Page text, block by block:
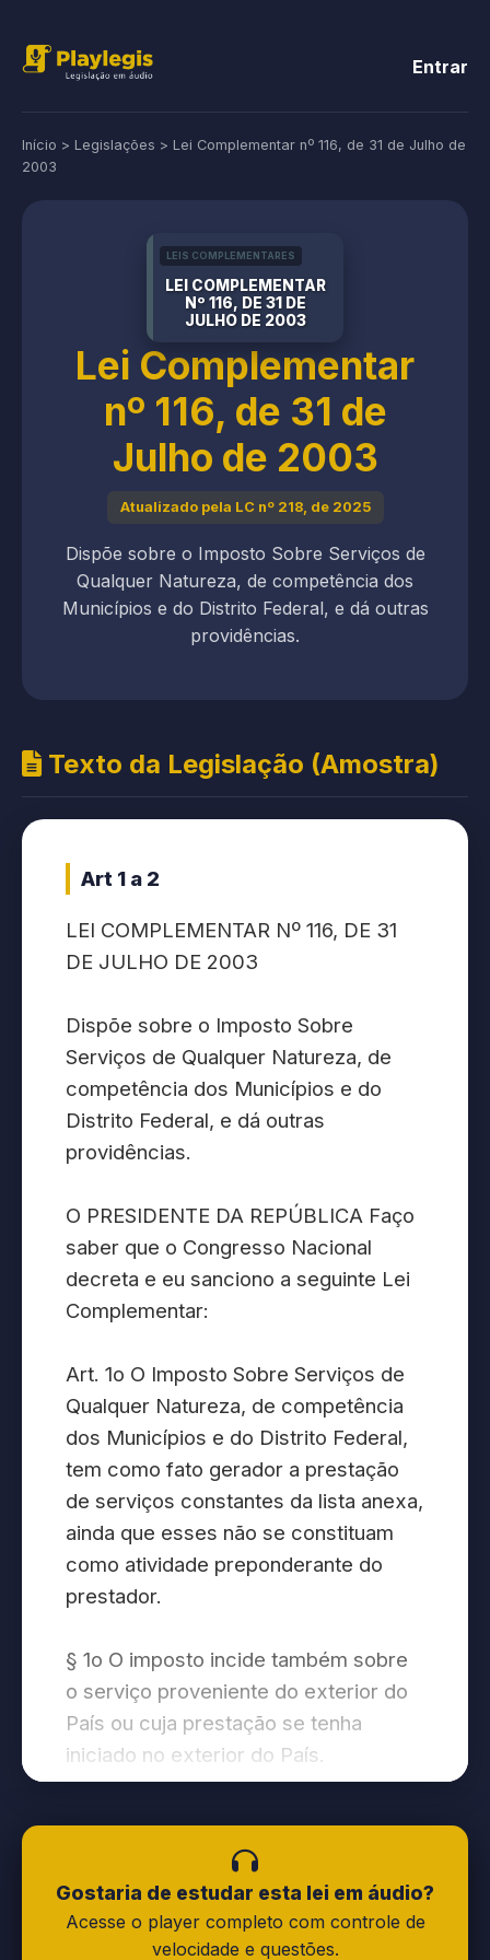
Entrar
Início > Legislações > Lei Complementar nº 116, de 31 de Julho de
2003
LEIS COMPLEMENTARES
LEI COMPLEMENTAR
Nº 116, DE 31 DE
JULHO DE 2003
Lei Complementar
nº 116, de 31 de
Julho de 2003
Atualizado pela LC nº 218, de 2025
Dispõe sobre o Imposto Sobre Serviços de
Qualquer Natureza, de competência dos
Municípios e do Distrito Federal, e dá outras
providências.
Texto da Legislação (Amostra)
Art 1 a 2
LEI COMPLEMENTAR Nº 116, DE 31
DE JULHO DE 2003
Dispõe sobre o Imposto Sobre
Serviços de Qualquer Natureza, de
competência dos Municípios e do
Distrito Federal, e dá outras
providências.
O PRESIDENTE DA REPÚBLICA Faço
saber que o Congresso Nacional
decreta e eu sanciono a seguinte Lei
Complementar:
Art. 1o O Imposto Sobre Serviços de
Qualquer Natureza, de competência
dos Municípios e do Distrito Federal,
tem como fato gerador a prestação
de serviços constantes da lista anexa,
ainda que esses não se constituam
como atividade preponderante do
prestador.
§ 1o O imposto incide também sobre
o serviço proveniente do exterior do
País ou cuja prestação se tenha
iniciado no exterior do País.
expressas na lista anexa, os serviços
nela mencionados não ficam sujeitos
ao Imposto Sobre Operações
Relativas à Circulação de Mercadorias
Gostaria de estudar esta lei em áudio?
Acesse o player completo com controle de
velocidade e questões.